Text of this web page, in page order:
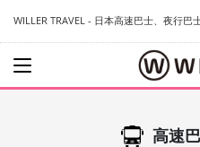
WILLER TRAVEL - 日本高速巴士、夜行巴
高速